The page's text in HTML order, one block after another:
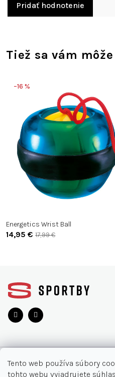
Tento web používa súbory
tohto webu vyjadrujete
Pridať hodnotenie
Tiež sa vám
–16 %
Energetics Wrist Ball
14,95 € 17,99 €
e
O NÁKUPE